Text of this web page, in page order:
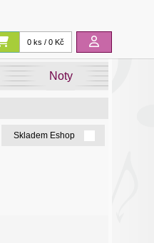
0 ks / 0 Kč
Noty
Skladem Eshop